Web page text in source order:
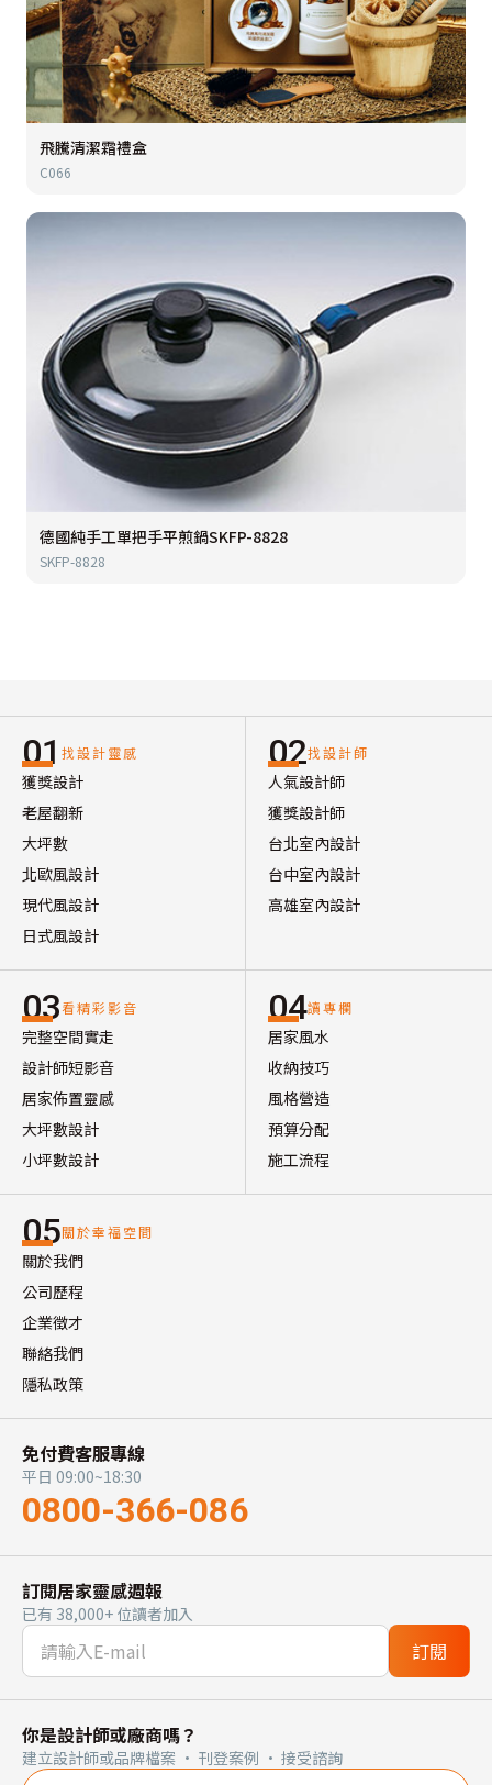
飛騰清潔霜禮盒
C066
德國純手工單把手平煎鍋SKFP-8828
SKFP-8828
01 找設計靈感
獲獎設計
老屋翻新
大坪數
北歐風設計
現代風設計
日式風設計
02找設計師
人氣設計師
獲獎設計師
台北室內設計
台中室內設計
高雄室內設計
03看精彩影音
完整空間實走
設計師短影音
居家佈置靈感
大坪數設計
小坪數設計
04讀專欄
居家風水
收納技巧
風格營造
預算分配
施工流程
05關於幸福空間
關於我們
公司歷程
企業徵才
聯絡我們
隱私政策
免付費客服專線
平日 09:00~18:30
0800-366-086
訂閱居家靈感週報
已有 38,000+ 位讀者加入
訂閱
你是設計師或廠商嗎？
建立設計師或品牌檔案 · 刊登案例 · 接受諮詢